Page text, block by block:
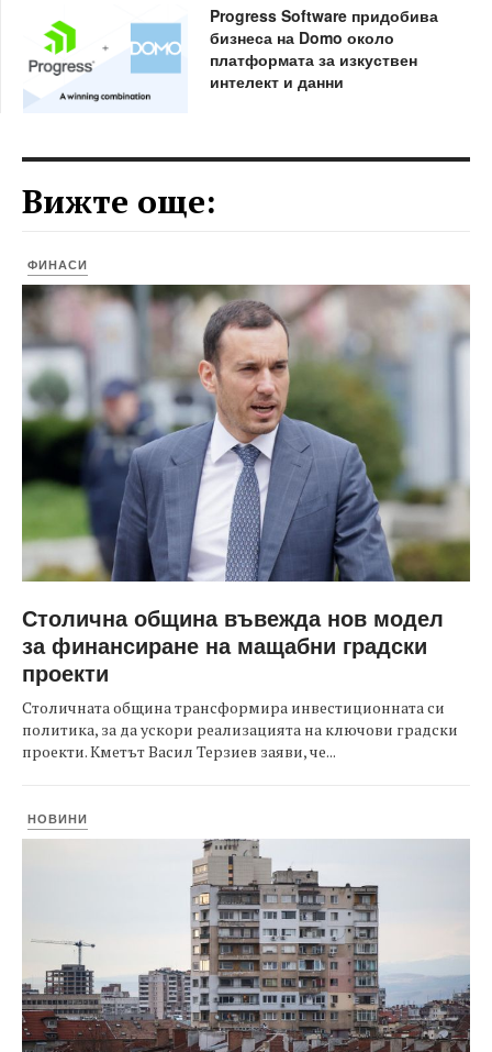
Progress Software придобива
бизнеса на Domo около
платформата за изкуствен
интелект и данни
Вижте още:
ФИНАСИ
Столична община въвежда нов модел
за финансиране на мащабни градски
проекти
Столичната община трансформира инвестиционната си
политика, за да ускори реализацията на ключови градски
проекти. Кметът Васил Терзиев заяви, че...
НОВИНИ